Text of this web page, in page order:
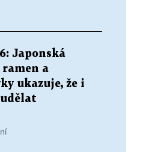
Japonská
ramen a
ukazuje, že i